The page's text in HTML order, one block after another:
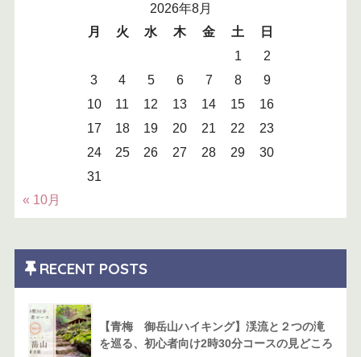
2026年8月
月
火 水 木 金 土
日
1
2
3
4 5 6 7 8
9
10
11 12 13 14 15
16
17
18 19 20 21 22
23
24
25 26 27 28 29
30
31
« 10月
RECENT POSTS
【青梅 御岳山ハイキング】渓流と２つの滝
を巡る、初心者向け2時30分コースの見どころ